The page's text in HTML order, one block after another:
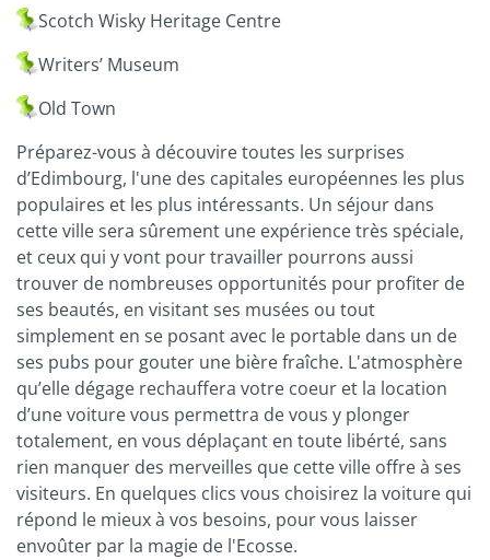
Scotch Wisky Heritage Centre
Writers’ Museum
Old Town
Préparez-vous à découvire toutes les surprises
d’Edimbourg, l'une des capitales européennes les plus
populaires et les plus intéressants. Un séjour dans
cette ville sera sûrement une expérience très spéciale,
et ceux qui y vont pour travailler pourrons aussi
trouver de nombreuses opportunités pour profiter de
ses beautés, en visitant ses musées ou tout
simplement en se posant avec le portable dans un de
ses pubs pour gouter une bière fraîche. L'atmosphère
qu’elle dégage rechauffera votre coeur et la location
d’une voiture vous permettra de vous y plonger
totalement, en vous déplaçant en toute libérté, sans
rien manquer des merveilles que cette ville offre à ses
visiteurs. En quelques clics vous choisirez la voiture qui
répond le mieux à vos besoins, pour vous laisser
envoûter par la magie de l'Ecosse.